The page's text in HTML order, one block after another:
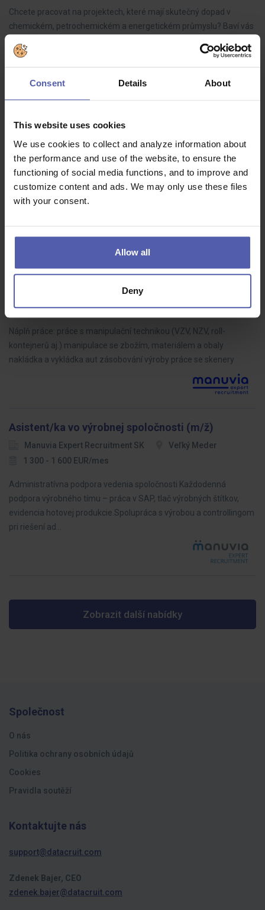
Consent Details About
This website uses cookies
We use cookies to collect and analyze information about
the performance and use of the website, to ensure the
functioning of social media functions, and to improve and
customize content and ads. We may only use these files
with your consent.
Allow all
Deny
Chcete pracovat na projektech, které mají skutečný dopad v
chemickém, petrochemickém a energetickém průmyslu? Baví vás
moderní software a…
Finanční manažer (ž/m)
HOFMANN WIZARD Plzeňský kraj Dohodou
Čísla Vám dávají smysl. Reporting Vás baví. A když něco nesedí,
zjistíte proč. Hledáme člověka, který se nezalekne komplexní
finanční agendy a dokáže propojit účetnictví, controlling i
ekonomické…
Skladník VZV (m/ž)
Manuvia Expert Recruitment
28 - 30 000 Kč/měs
Náplň práce: práce s manipulační technikou (VZV, NZV, roll-
kontejnerů aj.) manipulace se zbožím, materiálem a obaly
nakládka a vykládka aut zásobování výroby práce se skenery
Asistent/ka vo výrobnej spoločnosti (m/ž)
Manuvia Expert Recruitment SK
Veľký Meder
1 300 - 1 600 EUR/mes
Administratívna podpora vedenia spoločnosti Každodenná
podpora výrobného tímu – práca v SAP, tlač výrobných štítkov,
evidencia hotovej produkcie.Spolupráca s výrobou a controllingom
pri riešení ad…
Zobrazit další nabídky
Společnost
O nás
Politika ochrany osobních údajů
Cookies
Pravidla soutěží
Kontaktujte nás
support@datacruit.com
Zdenek Bajer, CEO
zdenek.bajer@datacruit.com